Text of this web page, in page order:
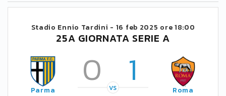
Stadio Ennio Tardini - 16 feb 2025 ore 18:00
25A GIORNATA SERIE A
Parma 0 1
VS Roma